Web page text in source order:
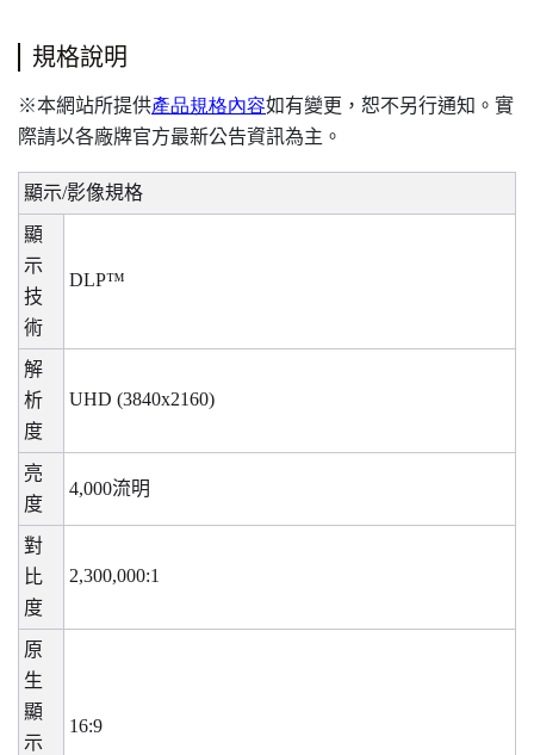
規格說明
※本網站所提供產品規格內容如有變更，恕不另行通知。實
際請以各廠牌官方最新公告資訊為主。
顯示/影像規格
顯
示
技
術
DLP™
解
析
度
UHD (3840x2160)
亮
度
4,000流明
對
比
度
2,300,000:1
原
生
顯
示
16:9